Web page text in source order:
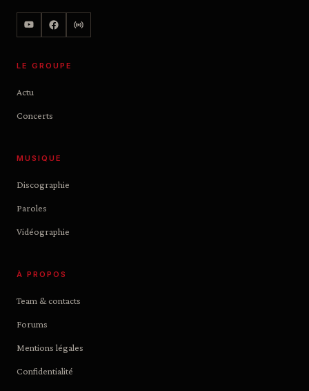
LE GROUPE
Actu
Concerts
MUSIQUE
Discographie
Paroles
Vidéographie
À PROPOS
Team & contacts
Forums
Mentions légales
Confidentialité